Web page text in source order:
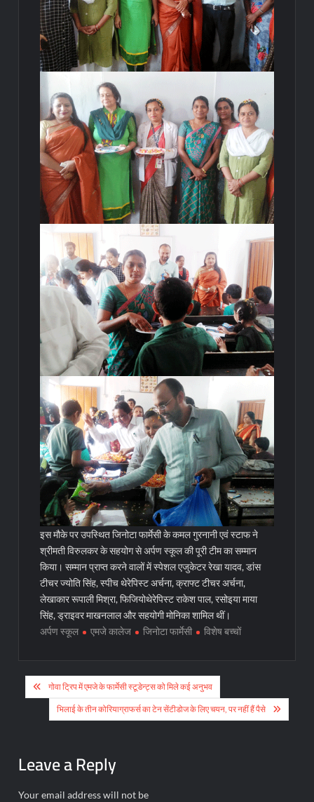
इस मौके पर उपस्थित जिनोटा फार्मेसी के कमल गुरनानी एवं स्टाफ ने
श्रीमती विरुलकर के सहयोग से अर्पण स्कूल की पूरी टीम का सम्मान
किया। सम्मान प्राप्त करने वालों में स्पेशल एजुकेटर रेखा यादव, डांस
टीचर ज्योति सिंह, स्पीच थेरेपिस्ट अर्चना, क्राफ्ट टीचर अर्चना,
लेखाकार रूपाली मिश्रा, फिजियोथेरेपिस्ट राकेश पाल, रसोइया माया
सिंह, ड्राइवर माखनलाल और सहयोगी मोनिका शामिल थीं।
अर्पण स्कूल
एमजे कालेज जिनोटा फार्मेसी विशेष बच्चों
Post
navigation
गोवा ट्रिप में एमजे के फार्मेसी स्टूडेन्ट्स को मिले कई अनुभव
भिलाई के तीन कोरियाग्राफर्स का टेन सेंटीडोज के लिए चयन, पर नहीं हैं पैसे
Leave a Reply
Your email address will not be